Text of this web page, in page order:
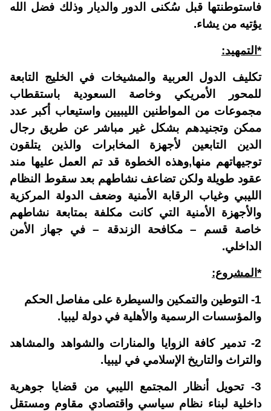
فاستوطنتها قبل سُكنى الدور والديار وذلك فضل الله
يؤتيه من يشاء.
*التمهيد:
تكليف الدول العربية والمشيخات في الخليج التابعة
للمحور الأمريكي وخاصة السعودية باستقطاب
مجموعات من المواطنين الليبيين واستيعاب أكبر عدد
ممكن وتجنيدهم بشكل غير مباشر عن طريق رجال
الدين التابعين لأجهزة المخابرات والذين يتلقون
توجيهاتهم منها,وهذه الخطوة قد تم العمل عليها مند
عقود طويلة ولكن تضاعف نشاطهم بعد سقوط النظام
الليبي وغياب الرقابة الأمنية وضعف الدولة المركزية
والأجهزة الأمنية التي كانت مكلفة بمتابعة نشاطهم
خاصة قسم – مكافحة الزندقة – في جهاز الأمن
الداخلي.
*المشروع:
1- التوطين والتمكين والسيطرة على مفاصل الحكم
والمؤسسات الرسمية والأهلية في دولة ليبيا.
2- تدمير كافة الزوايا والمنارات والشواهد والمشاهد
والتراث والتاريخ الإسلامي في ليبيا.
3- تحويل أنظار المجتمع الليبي من قضايا جوهرية
داخلية لبناء نظام سياسي واقتصادي مقاوم ومستقل